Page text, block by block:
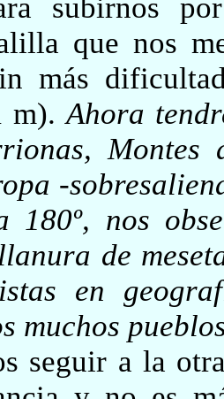
subirnos
que nos
más
m).Ahora
Montes
-
180º, nos
de
en
muchos
a la otra